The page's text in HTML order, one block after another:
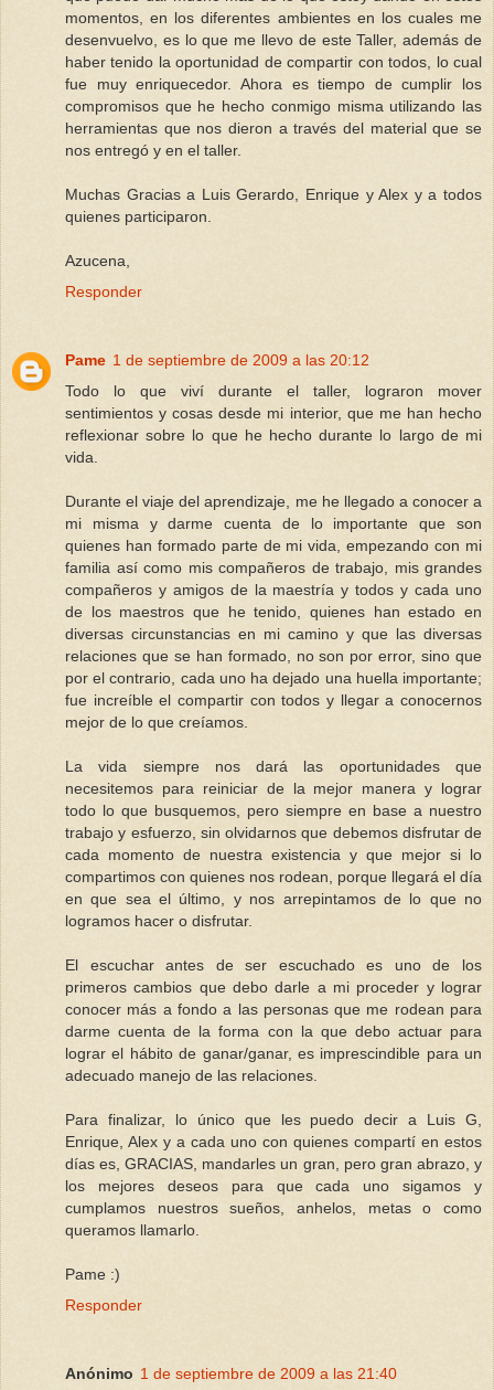
momentos, en los diferentes ambientes en los cuales me
desenvuelvo, es lo que me llevo de este Taller, además de
haber tenido la oportunidad de compartir con todos, lo cual
fue muy enriquecedor. Ahora es tiempo de cumplir los
compromisos que he hecho conmigo misma utilizando las
herramientas que nos dieron a través del material que se
nos entregó y en el taller.
Muchas Gracias a Luis Gerardo, Enrique y Alex y a todos
quienes participaron.
Azucena,
Responder
Pame 1 de septiembre de 2009 a las 20:12
Todo lo que viví durante el taller, lograron mover
sentimientos y cosas desde mi interior, que me han hecho
reflexionar sobre lo que he hecho durante lo largo de mi
vida.
Durante el viaje del aprendizaje, me he llegado a conocer a
mi misma y darme cuenta de lo importante que son
quienes han formado parte de mi vida, empezando con mi
familia así como mis compañeros de trabajo, mis grandes
compañeros y amigos de la maestría y todos y cada uno
de los maestros que he tenido, quienes han estado en
diversas circunstancias en mi camino y que las diversas
relaciones que se han formado, no son por error, sino que
por el contrario, cada uno ha dejado una huella importante;
fue increíble el compartir con todos y llegar a conocernos
mejor de lo que creíamos.
La vida siempre nos dará las oportunidades que
necesitemos para reiniciar de la mejor manera y lograr
todo lo que busquemos, pero siempre en base a nuestro
trabajo y esfuerzo, sin olvidarnos que debemos disfrutar de
cada momento de nuestra existencia y que mejor si lo
compartimos con quienes nos rodean, porque llegará el día
en que sea el último, y nos arrepintamos de lo que no
logramos hacer o disfrutar.
El escuchar antes de ser escuchado es uno de los
primeros cambios que debo darle a mi proceder y lograr
conocer más a fondo a las personas que me rodean para
darme cuenta de la forma con la que debo actuar para
lograr el hábito de ganar/ganar, es imprescindible para un
adecuado manejo de las relaciones.
Para finalizar, lo único que les puedo decir a Luis G,
Enrique, Alex y a cada uno con quienes compartí en estos
días es, GRACIAS, mandarles un gran, pero gran abrazo, y
los mejores deseos para que cada uno sigamos y
cumplamos nuestros sueños, anhelos, metas o como
queramos llamarlo.
Pame :)
Responder
Anónimo 1 de septiembre de 2009 a las 21:40